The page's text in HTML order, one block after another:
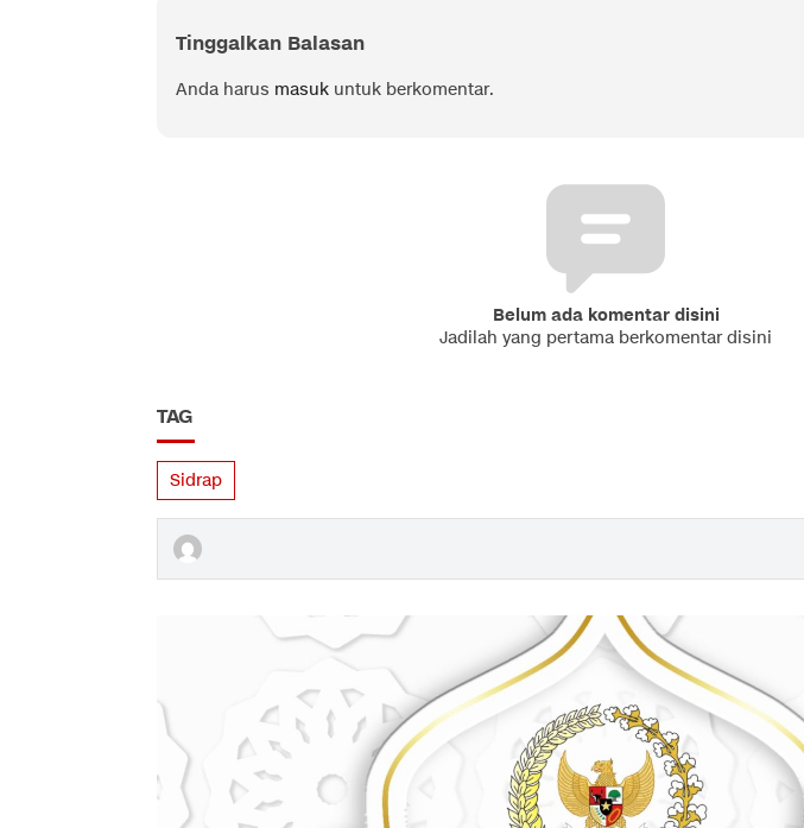
Tinggalkan Balasan
Anda harus masuk untuk berkomentar.
Belum ada komentar disini
Jadilah yang pertama berkomentar disini
TAG
Sidrap